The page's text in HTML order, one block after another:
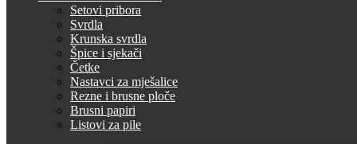
Setovi pribora
Svrdla
Krunska svrdla
Špice i sjekači
Četke
Nastavci za mješalice
Rezne i brusne ploče
Brusni papiri
Listovi za pile